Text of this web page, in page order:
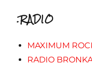
.RADIO
MAXIMUM
RADIO